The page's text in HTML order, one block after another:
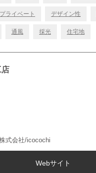
プライベート デザイン性
通風 採光 住宅地
店
式会社/icocochi
Webサイト